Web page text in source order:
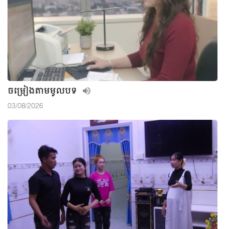
ចម្រៀងតាមមូលបទ
03/08/2026